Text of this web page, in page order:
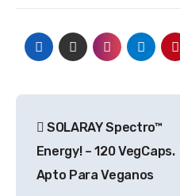
de
entradas
SOLARAY Spectro™
Energy! – 120 VegCaps.
Apto Para Veganos